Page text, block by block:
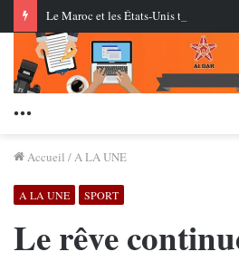
Accueil /A LA UNE
A LA UNE SPORT
Le rêve